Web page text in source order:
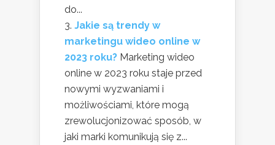
do...
Jakie są trendy w
marketingu wideo online w
2023 roku? Marketing wideo
online w 2023 roku staje przed
nowymi wyzwaniami i
możliwościami, które mogą
zrewolucjonizować sposób, w
jaki marki komunikują się z...